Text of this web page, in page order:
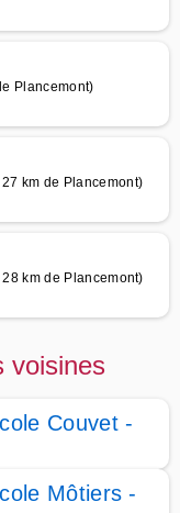
Plancemont)
km de Plancemont)
km de Plancemont)
voisines
Couvet -
Môtiers -